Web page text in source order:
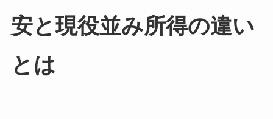
安と現役並み所得の違い
とは